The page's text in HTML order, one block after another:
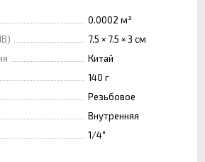
0.0002 м³
7.5 × 7.5 × 3 см
Китай
140 г
Резьбовое
Внутренняя
1/4"